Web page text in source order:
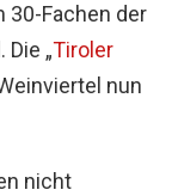
30-Fachen der
„Tiroler
nun
nicht